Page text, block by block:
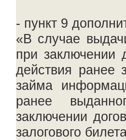
- пункт 9
«В случае
при заключении
действия ранее
займа
ранее
заключении
залогового